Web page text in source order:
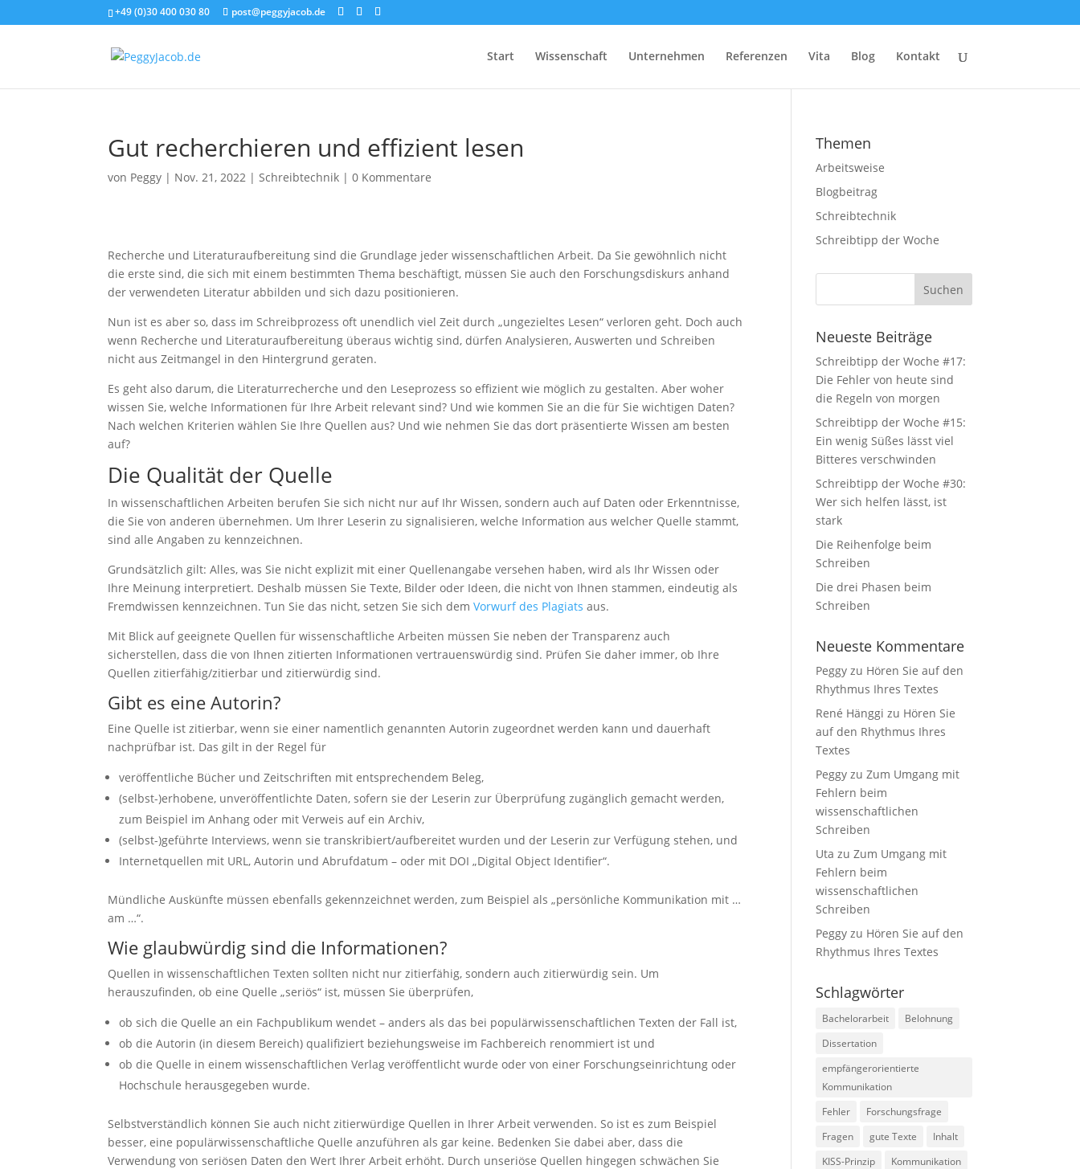
+49 (0)30 400 030 80 post@peggyjacob.de
Start Wissenschaft Unternehmen Referenzen Vita Blog Kontakt
Gut recherchieren und effizient lesen
von Peggy | Nov. 21, 2022 |Schreibtechnik |0 Kommentare
Recherche und Literaturaufbereitung sind die Grundlage jeder wissenschaftlichen Arbeit. Da Sie gewöhnlich nicht
die erste sind, die sich mit einem bestimmten Thema beschäftigt, müssen Sie auch den Forschungsdiskurs anhand
der verwendeten Literatur abbilden und sich dazu positionieren.
Nun ist es aber so, dass im Schreibprozess oft unendlich viel Zeit durch „ungezieltes Lesen“ verloren geht. Doch auch
wenn Recherche und Literaturaufbereitung überaus wichtig sind, dürfen Analysieren, Auswerten und Schreiben
nicht aus Zeitmangel in den Hintergrund geraten.
Es geht also darum, die Literaturrecherche und den Leseprozess so effizient wie möglich zu gestalten. Aber woher
wissen Sie, welche Informationen für Ihre Arbeit relevant sind? Und wie kommen Sie an die für Sie wichtigen Daten?
Nach welchen Kriterien wählen Sie Ihre Quellen aus? Und wie nehmen Sie das dort präsentierte Wissen am besten
auf?
Die Qualität der Quelle
In wissenschaftlichen Arbeiten berufen Sie sich nicht nur auf Ihr Wissen, sondern auch auf Daten oder Erkenntnisse,
die Sie von anderen übernehmen. Um Ihrer Leserin zu signalisieren, welche Information aus welcher Quelle stammt,
sind alle Angaben zu kennzeichnen.
Grundsätzlich gilt: Alles, was Sie nicht explizit mit einer Quellenangabe versehen haben, wird als Ihr Wissen oder
Ihre Meinung interpretiert. Deshalb müssen Sie Texte, Bilder oder Ideen, die nicht von Ihnen stammen, eindeutig als
Fremdwissen kennzeichnen. Tun Sie das nicht, setzen Sie sich demVorwurf des Plagiats aus.
Mit Blick auf geeignete Quellen für wissenschaftliche Arbeiten müssen Sie neben der Transparenz auch
sicherstellen, dass die von Ihnen zitierten Informationen vertrauenswürdig sind. Prüfen Sie daher immer, ob Ihre
Quellen zitierfähig/zitierbar und zitierwürdig sind.
Gibt es eine Autorin?
Eine Quelle ist zitierbar, wenn sie einer namentlich genannten Autorin zugeordnet werden kann und dauerhaft
nachprüfbar ist. Das gilt in der Regel für
veröffentliche Bücher und Zeitschriften mit entsprechendem Beleg,
(selbst-)erhobene, unveröffentlichte Daten, sofern sie der Leserin zur Überprüfung zugänglich gemacht werden,
zum Beispiel im Anhang oder mit Verweis auf ein Archiv,
(selbst-)geführte Interviews, wenn sie transkribiert/aufbereitet wurden und der Leserin zur Verfügung stehen, und
Internetquellen mit URL, Autorin und Abrufdatum – oder mit DOI „Digital Object Identifier“.
Mündliche Auskünfte müssen ebenfalls gekennzeichnet werden, zum Beispiel als „persönliche Kommunikation mit …
am …“.
Wie glaubwürdig sind die Informationen?
Quellen in wissenschaftlichen Texten sollten nicht nur zitierfähig, sondern auch zitierwürdig sein. Um
herauszufinden, ob eine Quelle „seriös“ ist, müssen Sie überprüfen,
ob sich die Quelle an ein Fachpublikum wendet – anders als das bei populärwissenschaftlichen Texten der Fall ist,
ob die Autorin (in diesem Bereich) qualifiziert beziehungsweise im Fachbereich renommiert ist und
ob die Quelle in einem wissenschaftlichen Verlag veröffentlicht wurde oder von einer Forschungseinrichtung oder
Hochschule herausgegeben wurde.
Selbstverständlich können Sie auch nicht zitierwürdige Quellen in Ihrer Arbeit verwenden. So ist es zum Beispiel
besser, eine populärwissenschaftliche Quelle anzuführen als gar keine. Bedenken Sie dabei aber, dass die
Verwendung von seriösen Daten den Wert Ihrer Arbeit erhöht. Durch unseriöse Quellen hingegen schwächen Sie
Themen
Arbeitsweise
Blogbeitrag
Schreibtechnik
Schreibtipp der Woche
Neueste Beiträge
Schreibtipp der Woche #17:
Die Fehler von heute sind
die Regeln von morgen
Schreibtipp der Woche #15:
Ein wenig Süßes lässt viel
Bitteres verschwinden
Schreibtipp der Woche #30:
Wer sich helfen lässt, ist
stark
Die Reihenfolge beim
Schreiben
Die drei Phasen beim
Schreiben
Neueste Kommentare
Peggy zu Hören Sie auf den
Rhythmus Ihres Textes
René Hänggi zu Hören Sie
auf den Rhythmus Ihres
Textes
Peggy zuZum Umgang mit
Fehlern beim
wissenschaftlichen
Schreiben
Uta zuZum Umgang mit
Fehlern beim
wissenschaftlichen
Schreiben
Peggy zu Hören Sie auf den
Rhythmus Ihres Textes
Schlagwörter
Bachelorarbeit
Belohnung
Dissertation
empfängerorientierte
Kommunikation
Fehler
Forschungsfrage
Fragen
gute Texte
Inhalt
KISS-Prinzip
Kommunikation
Benutzerführung